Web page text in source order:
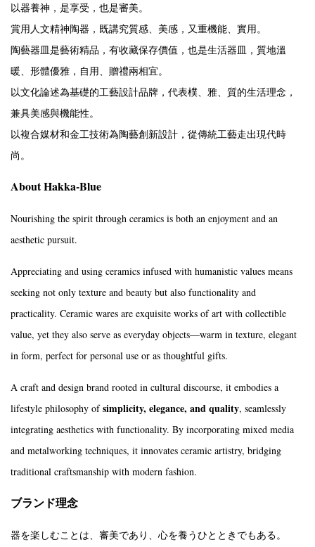
以器養神，是享受，也是審美。
賞用人文精神陶器，既講究質感、美感，又重機能、實用。
陶藝器皿是藝術精品，有收藏保存價值，也是生活器皿，質地溫
暖、形體優雅，自用、贈禮兩相宜。
以文化論述為基礎的工藝設計品牌，代表樸、雅、質的生活理念，
兼具美感與機能性。
以複合媒材和金工技術為陶藝創新設計，從傳統工藝走出現代時
尚。
About Hakka-Blue
Nourishing the spirit through ceramics is both an enjoyment and an
aesthetic pursuit.
Appreciating and using ceramics infused with humanistic values means
seeking not only texture and beauty but also functionality and
practicality. Ceramic wares are exquisite works of art with collectible
value, yet they also serve as everyday objects—warm in texture, elegant
in form, perfect for personal use or as thoughtful gifts.
A craft and design brand rooted in cultural discourse, it embodies a
lifestyle philosophy ofsimplicity, elegance, and quality, seamlessly
integrating aesthetics with functionality. By incorporating mixed media
and metalworking techniques, it innovates ceramic artistry, bridging
traditional craftsmanship with modern fashion.
ブランド理念
器を楽しむことは、審美であり、心を養うひとときでもある。